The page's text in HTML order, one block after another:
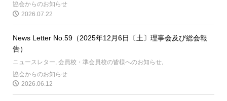
協会からのお知らせ
2026.07.22
News Letter No.59（2025年12月6日〔土〕理事会及び総会報
告）
ニュースレター, 会員校・準会員校の皆様へのお知らせ,
協会からのお知らせ
2026.06.12